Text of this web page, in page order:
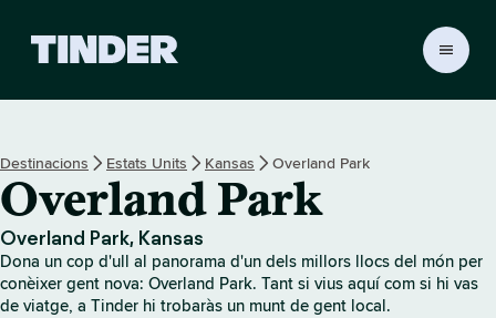
r
I
n
i
c
i
Destinacions Estats Units Kansas Overland Park
Overland Park
Overland Park, Kansas
Dona un cop d'ull al panorama d'un dels millors llocs del món per
conèixer gent nova: Overland Park. Tant si vius aquí com si hi vas
de viatge, a Tinder hi trobaràs un munt de gent local.